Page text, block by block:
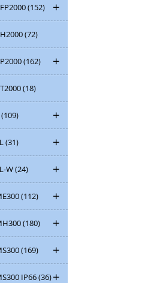
(152)
(72)
(162)
(18)
(109)
(31)
W(24)
(112)
(180)
(169)
IP66(36)